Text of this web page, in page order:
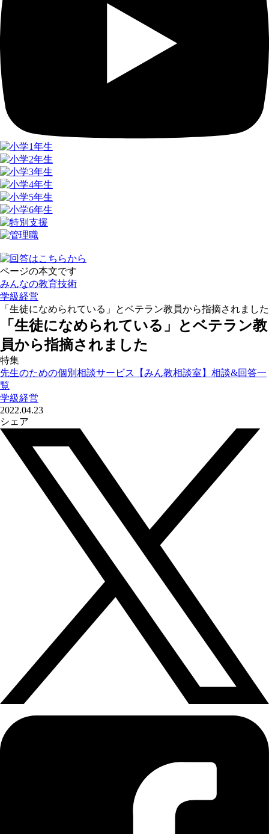
ページの本文です
みんなの教育技術
学級経営
「生徒になめられている」とベテラン教員から指摘されました
「生徒になめられている」とベテラン教
員から指摘されました
特集
先生のための個別相談サービス【みん教相談室】相談&回答一
覧
学級経営
2022.04.23
シェア